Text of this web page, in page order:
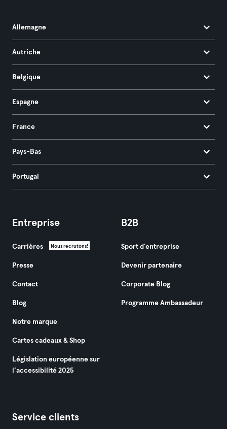
Allemagne
Autriche
Belgique
Espagne
France
Pays-Bas
Portugal
Entreprise
Carrières Nous recrutons!
Presse
Contact
Blog
Notre marque
Cartes cadeaux & Shop
Législation européenne sur
l’accessibilité 2025
B2B
Sport d'entreprise
Devenir partenaire
Corporate Blog
Programme Ambassadeur
Service clients